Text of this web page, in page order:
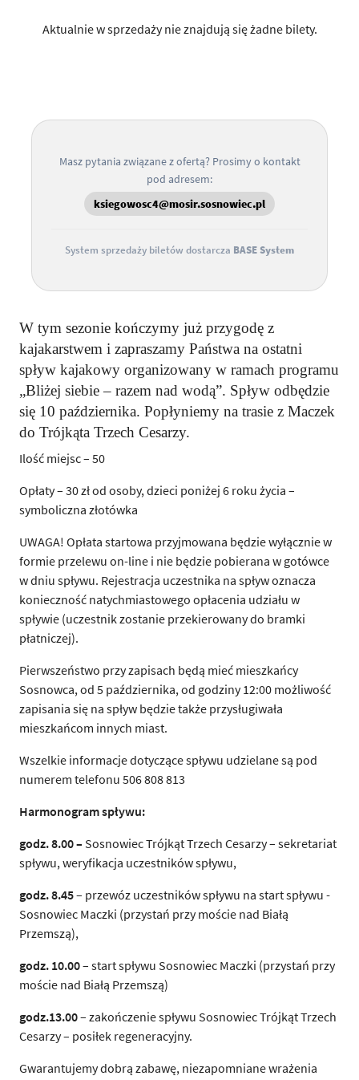
Aktualnie w sprzedaży nie znajdują się żadne bilety.
Masz pytania związane z ofertą? Prosimy o kontakt
pod adresem:
ksiegowosc4@mosir.sosnowiec.pl
System sprzedaży biletów dostarcza BASE System
W tym sezonie kończymy już przygodę z
kajakarstwem i zapraszamy Państwa na ostatni
spływ kajakowy organizowany w ramach programu
„Bliżej siebie – razem nad wodą”. Spływ odbędzie
się 10 października. Popłyniemy na trasie z Maczek
do Trójkąta Trzech Cesarzy.
Ilość miejsc – 50
Opłaty – 30 zł od osoby, dzieci poniżej 6 roku życia –
symboliczna złotówka
UWAGA! Opłata startowa przyjmowana będzie wyłącznie w
formie przelewu on-line i nie będzie pobierana w gotówce
w dniu spływu. Rejestracja uczestnika na spływ oznacza
konieczność natychmiastowego opłacenia udziału w
spływie (uczestnik zostanie przekierowany do bramki
płatniczej).
Pierwszeństwo przy zapisach będą mieć mieszkańcy
Sosnowca, od 5 października, od godziny 12:00 możliwość
zapisania się na spływ będzie także przysługiwała
mieszkańcom innych miast.
Wszelkie informacje dotyczące spływu udzielane są pod
numerem telefonu 506 808 813
Harmonogram spływu:
godz. 8.00 – Sosnowiec Trójkąt Trzech Cesarzy – sekretariat
spływu, weryfikacja uczestników spływu,
godz. 8.45– przewóz uczestników spływu na start spływu -
Sosnowiec Maczki (przystań przy moście nad Białą
Przemszą),
godz. 10.00– start spływu Sosnowiec Maczki (przystań przy
moście nad Białą Przemszą)
godz.13.00– zakończenie spływu Sosnowiec Trójkąt Trzech
Cesarzy – posiłek regeneracyjny.
Gwarantujemy dobrą zabawę, niezapomniane wrażenia